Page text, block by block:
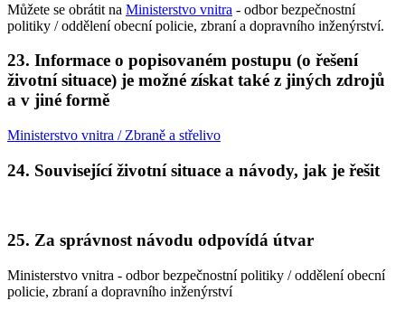
Můžete se obrátit na Ministerstvo vnitra - odbor bezpečnostní
politiky / oddělení obecní policie, zbraní a dopravního inženýrství.
23. Informace o popisovaném postupu (o řešení
životní situace) je možné získat také z jiných zdrojů
a v jiné formě
Ministerstvo vnitra / Zbraně a střelivo
24. Související životní situace a návody, jak je řešit
25. Za správnost návodu odpovídá útvar
Ministerstvo vnitra - odbor bezpečnostní politiky / oddělení obecní
policie, zbraní a dopravního inženýrství